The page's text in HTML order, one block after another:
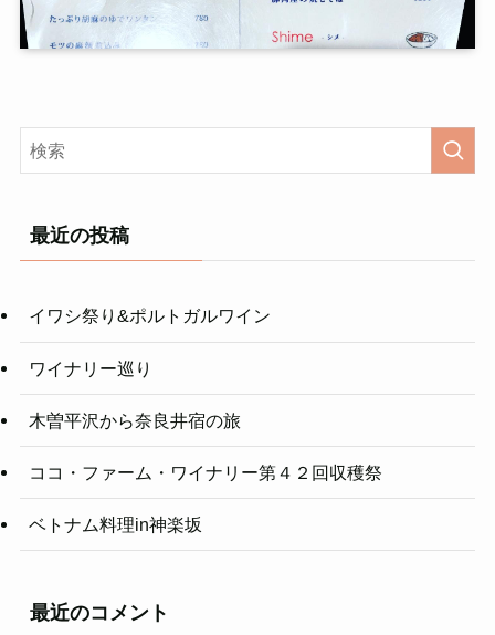
最近の投稿
イワシ祭り&ポルトガルワイン
ワイナリー巡り
木曽平沢から奈良井宿の旅
ココ・ファーム・ワイナリー第４２回収穫祭
ベトナム料理in神楽坂
最近のコメント